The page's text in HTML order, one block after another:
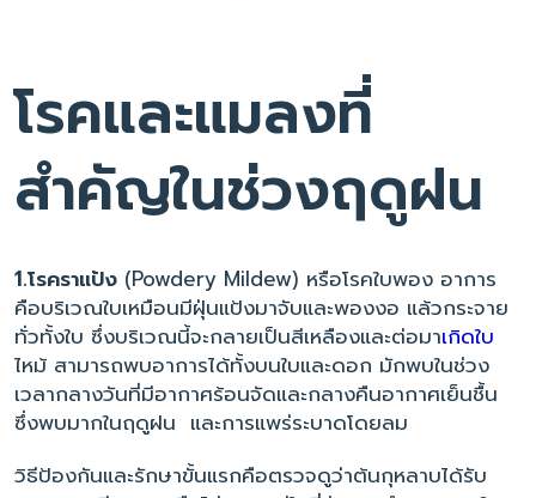
โรคและแมลงที่
สำคัญในช่วงฤดูฝน
1.โรคราแป้ง (Powdery Mildew) หรือโรคใบพอง อาการ
คือบริเวณใบเหมือนมีฝุ่นแป้งมาจับและพองงอ แล้วกระจาย
ทั่วทั้งใบ ซึ่งบริเวณนี้จะกลายเป็นสีเหลืองและต่อมาเกิดใบ
ไหม้ สามารถพบอาการได้ทั้งบนใบและดอก มักพบในช่วง
เวลากลางวันที่มีอากาศร้อนจัดและกลางคืนอากาศเย็นชื้น
ซึ่งพบมากในฤดูฝน และการแพร่ระบาดโดยลม
วิธีป้องกันและรักษาขั้นแรกคือตรวจดูว่าต้นกุหลาบได้รับ